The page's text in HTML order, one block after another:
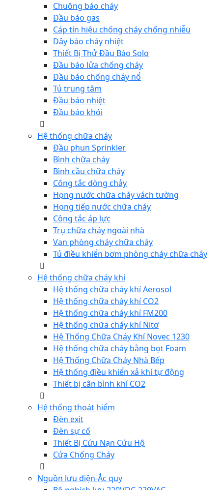
Chuông báo cháy
Đầu báo gas
Cáp tín hiệu chống cháy chống nhiễu
Dây báo cháy nhiệt
Thiết Bị Thử Đầu Báo Solo
Đầu báo lửa chống cháy
Đầu báo chống cháy nổ
Tủ trung tâm
Đầu báo nhiệt
Đầu báo khói
Hệ thống chữa cháy
Đầu phun Sprinkler
Bình chữa cháy
Bình cầu chữa cháy
Công tắc dòng chảy
Họng nước chữa cháy vách tường
Họng tiếp nước chữa cháy
Công tắc áp lực
Trụ chữa cháy ngoài nhà
Van phòng cháy chữa cháy
Tủ điều khiển bơm phòng cháy chữa cháy
Hệ thống chữa cháy khí
Hệ thống chữa cháy khí Aerosol
Hệ thống chữa cháy khí CO2
Hệ thống chữa cháy khí FM200
Hệ thống chữa cháy khí Nitơ
Hệ Thống Chữa Cháy Khí Novec 1230
Hệ thống chữa cháy bằng bọt Foam
Hệ Thống Chữa Cháy Nhà Bếp
Hệ thống điều khiển xả khí tự động
Thiết bị cân bình khí CO2
Hệ thống thoát hiểm
Đèn exit
Đèn sự cố
Thiết Bị Cứu Nạn Cứu Hộ
Cửa Chống Cháy
Nguồn lưu điện-Ắc quy